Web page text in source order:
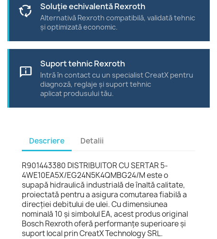
cycle Soluție echivalentă Rexroth
Alternativă Rexroth compatibilă, validată tehnic
și optimizată economic.
chat_info
Suport tehnic Rexroth
Intră în contact cu un specialist CreatX pentru
diagnoză, reglaje și suport tehnic
aplicat produsului tău.
Descriere Detalii
R901443380 DISTRIBUITOR CU SERTAR 5-
4WE10EA5X/EG24N5K4QMBG24/M este o
supapă hidraulică industrială de înaltă calitate,
proiectată pentru a asigura comutarea fiabilă a
direcției debitului de ulei. Cu dimensiunea
nominală 10 și simbolul EA, acest produs original
Bosch Rexroth oferă performanțe superioare și
suport local prin CreatX Technology SRL.